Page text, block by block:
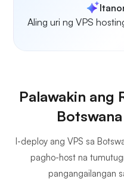
Aling uri ng VPS
Palawakin ang
I-deploy ang VPS sa
pagho-host na
pangangailangan